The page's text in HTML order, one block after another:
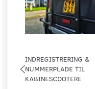
INDREGISTRERING &
NUMMERPLADE TIL
KABINESCOOTERE